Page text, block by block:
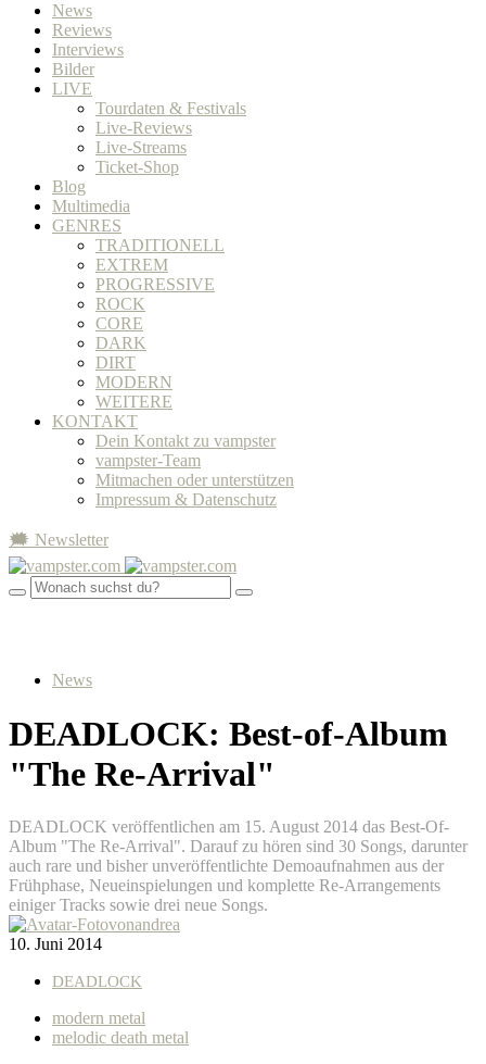
News
Reviews
Interviews
Bilder
LIVE
Tourdaten & Festivals
Live-Reviews
Live-Streams
Ticket-Shop
Blog
Multimedia
GENRES
TRADITIONELL
EXTREM
PROGRESSIVE
ROCK
CORE
DARK
DIRT
MODERN
WEITERE
KONTAKT
Dein Kontakt zu vampster
vampster-Team
Mitmachen oder unterstützen
Impressum & Datenschutz
🗯 Newsletter
News
DEADLOCK: Best-of-Album
"The Re-Arrival"
DEADLOCK veröffentlichen am 15. August 2014 das Best-Of-
Album "The Re-Arrival". Darauf zu hören sind 30 Songs, darunter
auch rare und bisher unveröffentlichte Demoaufnahmen aus der
Frühphase, Neueinspielungen und komplette Re-Arrangements
einiger Tracks sowie drei neue Songs.
vonandrea
10. Juni 2014
DEADLOCK
modern metal
melodic death metal